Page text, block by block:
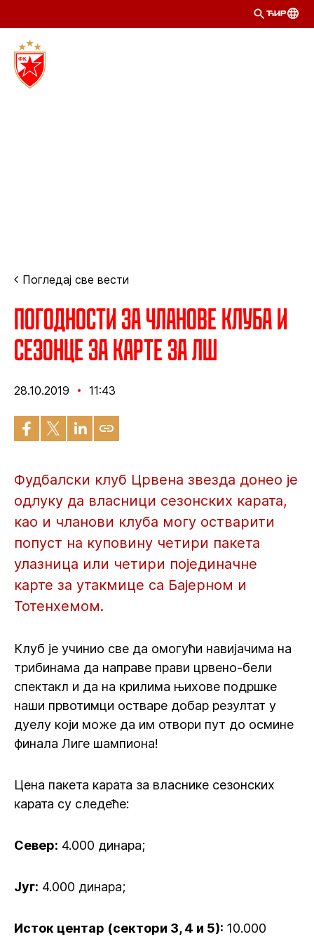
ЋИР
Погледај све вести
Погодности за чланове клуба и
сезонце за карте за ЛШ
28.10.2019 11:43
Фудбалски клуб Црвена звезда донео је
одлуку да власници сезонских карата,
као и чланови клуба могу остварити
попуст на куповину четири пакета
улазница или четири појединачне
карте за утакмице са Бајерном и
Тотенхемом.
Клуб је учинио све да омогући навијачима на
трибинама да направе прави црвено-бели
спектакл и да на крилима њихове подршке
наши првотимци остваре добар резултат у
дуелу који може да им отвори пут до осмине
финала Лиге шампиона!
Цена пакета карата за власнике сезонских
карата су следеће:
Север: 4.000 динара;
Југ: 4.000 динара;
Исток центар (сектори 3, 4 и 5): 10.000